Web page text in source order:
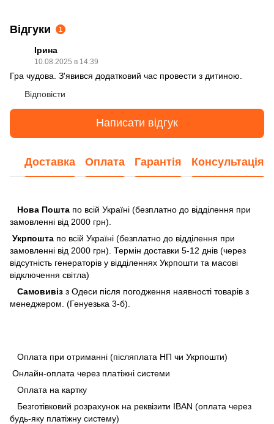
Відгуки 1
Ірина
10.08.2025 в 14:39
Гра чудова. З'явився додатковий час провести з дитиною.
Відповісти
Написати відгук
Доставка Оплата Гарантія Консультація
Нова Пошта по всій Україні (безплатно до відділення при
замовленні від 2000 грн).
Укрпошта по всій Україні (безплатно до відділення при
замовленні від 2000 грн). Термін доставки 5-12 днів (через
відсутність генераторів у відділеннях Укрпошти та масові
відключення світла)
Самовивіз з Одеси після погодження наявності товарів з
менеджером. (Генуезька 3-б).
Оплата при отриманні (післяплата НП чи Укрпошти)
Онлайн-оплата через платіжні системи
Оплата на картку
Безготівковий розрахунок на реквізити IBAN (оплата через
будь-яку платіжну систему)